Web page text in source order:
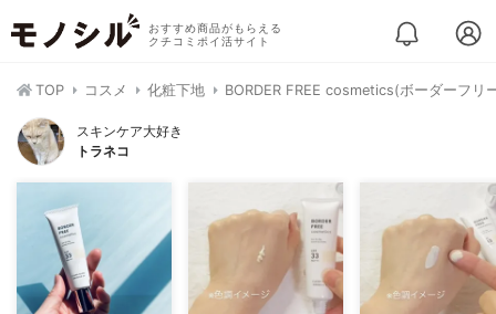
おすすめ商品がもらえる
クチコミポイ活サイト
TOP コスメ 化粧下地 BORDER FREE cosmetics(ボーダーフ
スキンケア大好き
トラネコ